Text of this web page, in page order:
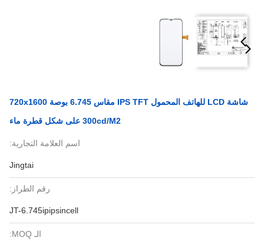
شاشة LCD للهاتف المحمول IPS TFT مقاس 6.745 بوصة 720x1600
300cd/M2 على شكل قطرة ماء
اسم العلامة التجارية:
Jingtai
رقم الطراز:
JT-6.745ipipsincell
الـ MOQ: